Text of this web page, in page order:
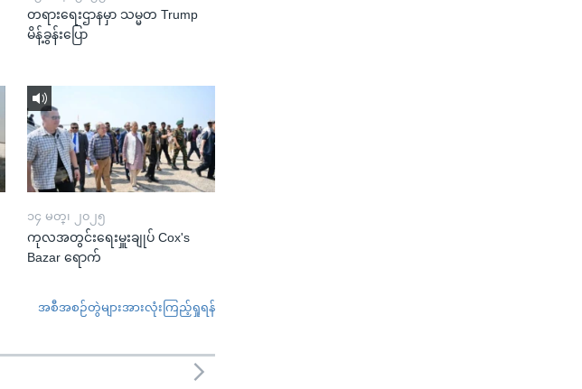
တရားရေးဌာနမှာ သမ္မတ Trump
မိန့်ခွန်းပြော
၁၄ မတ္၊ ၂၀၂၅
ကုလအတွင်းရေးမှူးချုပ် Cox's
Bazar ရောက်
အစီအစဉ်တွဲများအားလုံးကြည့်ရှုရန်